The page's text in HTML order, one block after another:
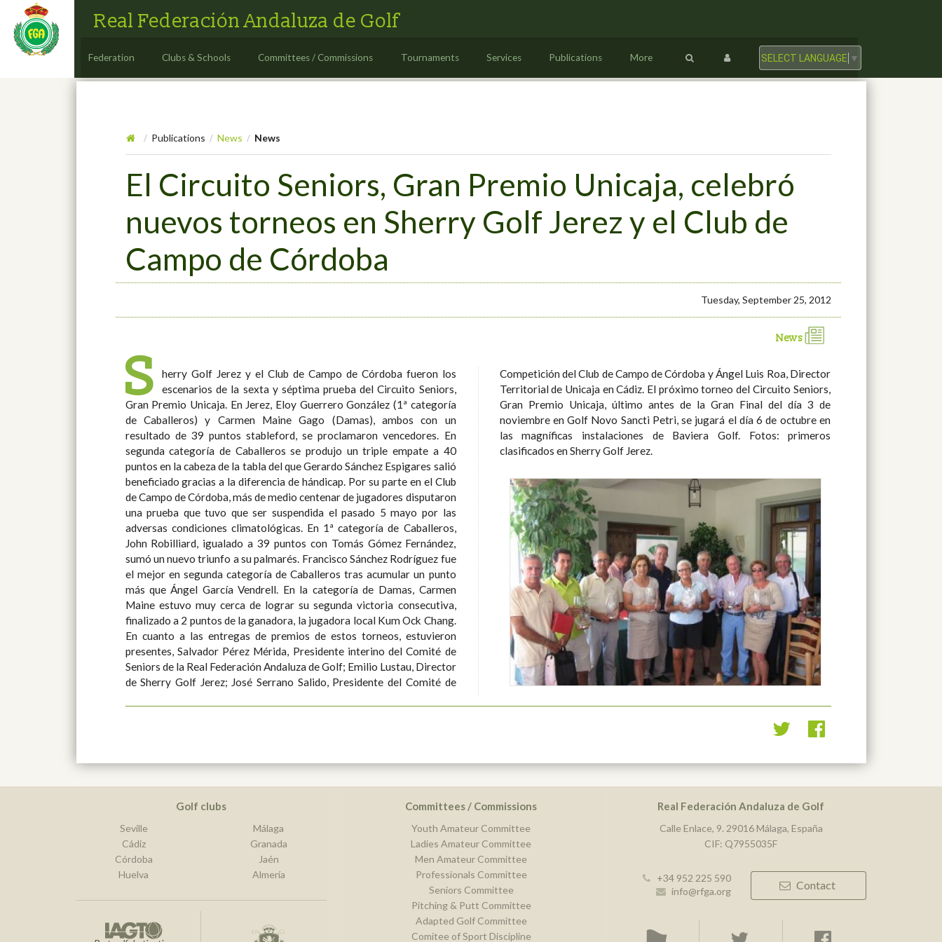
Real Federación Andaluza de Golf
Federation Clubs & Schools Committees / Commissions Tournaments Services Publications More SELECT LANGUAGE ▼
/ Publications / News / News
El Circuito Seniors, Gran Premio Unicaja, celebró
nuevos torneos en Sherry Golf Jerez y el Club de
Campo de Córdoba
Tuesday, September 25, 2012
News
S
herry Golf Jerez y el Club de Campo de Córdoba fueron los
escenarios de la sexta y séptima prueba del Circuito Seniors,
Gran Premio Unicaja. En Jerez, Eloy Guerrero González (1ª categoría
de Caballeros) y Carmen Maine Gago (Damas), ambos con un
resultado de 39 puntos stableford, se proclamaron vencedores. En
segunda categoría de Caballeros se produjo un triple empate a 40
puntos en la cabeza de la tabla del que Gerardo Sánchez Espigares salió
beneficiado gracias a la diferencia de hándicap. Por su parte en el Club
de Campo de Córdoba, más de medio centenar de jugadores disputaron
una prueba que tuvo que ser suspendida el pasado 5 mayo por las
adversas condiciones climatológicas. En 1ª categoría de Caballeros,
John Robilliard, igualado a 39 puntos con Tomás Gómez Fernández,
sumó un nuevo triunfo a su palmarés. Francisco Sánchez Rodríguez fue
el mejor en segunda categoría de Caballeros tras acumular un punto
más que Ángel García Vendrell. En la categoría de Damas, Carmen
Maine estuvo muy cerca de lograr su segunda victoria consecutiva,
finalizado a 2 puntos de la ganadora, la jugadora local Kum Ock Chang.
En cuanto a las entregas de premios de estos torneos, estuvieron
presentes, Salvador Pérez Mérida, Presidente interino del Comité de
Seniors de la Real Federación Andaluza de Golf; Emilio Lustau, Director
de Sherry Golf Jerez; José Serrano Salido, Presidente del Comité de
Competición del Club de Campo de Córdoba y Ángel Luis Roa, Director
Territorial de Unicaja en Cádiz. El próximo torneo del Circuito Seniors,
Gran Premio Unicaja, último antes de la Gran Final del día 3 de
noviembre en Golf Novo Sancti Petri, se jugará el día 6 de octubre en
las magníficas instalaciones de Baviera Golf. Fotos: primeros
clasificados en Sherry Golf Jerez.
Golf clubs
Seville
Cádiz
Córdoba
Huelva
Málaga
Granada
Jaén
Almería
Committees / Commissions
Youth Amateur Committee
Ladies Amateur Committee
Men Amateur Committee
Professionals Committee
Seniors Committee
Pitching & Putt Committee
Adapted Golf Committee
Comitee of Sport Discipline
Real Federación Andaluza de Golf
Calle Enlace, 9. 29016 Málaga, España
CIF: Q7955035F
+34 952 225 590
info@rfga.org
Contact